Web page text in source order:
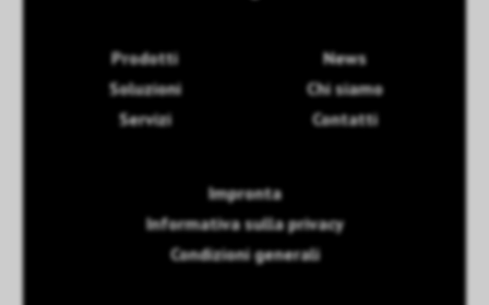
Prodotti
Soluzioni
Servizi
News
Chi siamo
Contatti
Impronta
Informativa sulla privacy
Condizioni generali